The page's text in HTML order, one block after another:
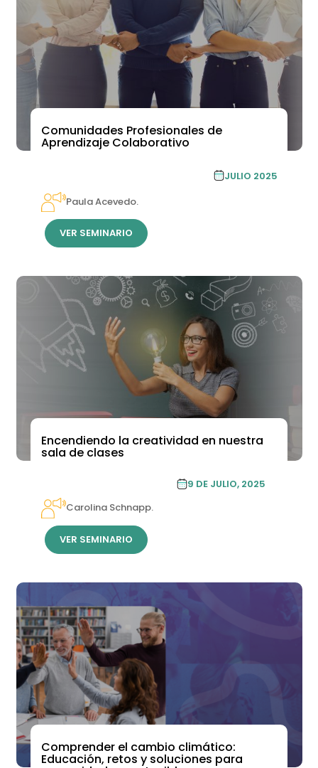
Comunidades Profesionales de
Aprendizaje Colaborativo
JULIO 2025
Paula Acevedo.
VER SEMINARIO
Encendiendo la creatividad en nuestra
sala de clases
9 DE JULIO, 2025
Carolina Schnapp.
VER SEMINARIO
Comprender el cambio climático:
Educación, retos y soluciones para